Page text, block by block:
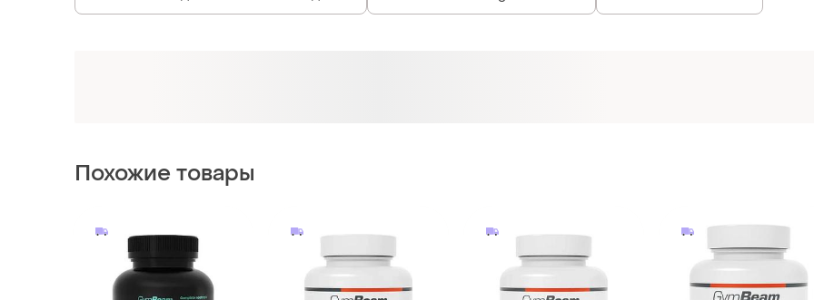
Fuebrain - gymbeam
Лютеин - gymbeam
Витамин c + цинк -
gymbeam
GymBeam
Куркумин + витамин е
gymbeam